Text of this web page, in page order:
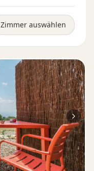
Zimmer auswählen